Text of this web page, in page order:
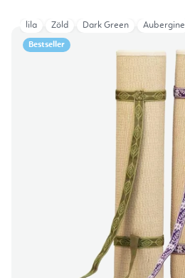
Bestseller
lila Zöld Dark Green Aubergine